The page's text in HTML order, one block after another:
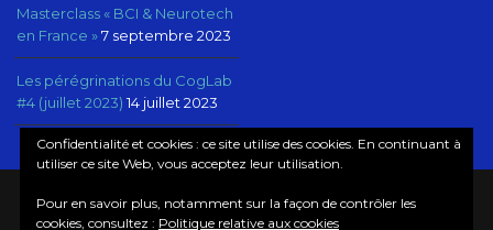
Masterclass « BCI & Neurotech
en France » 7 septembre 2023
Les pérégrinations du CogLab
#4 (juillet 2023) 14 juillet 2023
© COPYRIGHT COGLAB, NEUROTECHX PARIS
Confidentialité et cookies : ce site utilise des cookies. En continuant à
utiliser ce site Web, vous acceptez leur utilisation.
Pour en savoir plus, notamment sur la façon de contrôler les
cookies, consultez : Politique relative aux cookies